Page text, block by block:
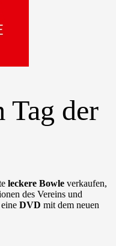
Tag der
leckere Bowle verkaufen,
des Vereins und
DVD mit dem neuen